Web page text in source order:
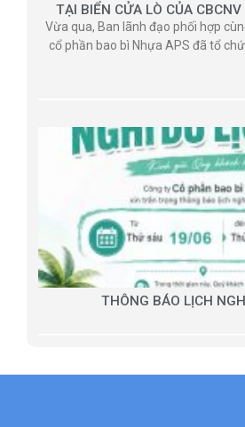
TẠI BIỂN CỬA LÒ CỦA
Vừa qua, Ban lãnh đạo phối hợp
cổ phần bao bì Nhựa APS đã tổ
THÔNG BÁO LỊCH